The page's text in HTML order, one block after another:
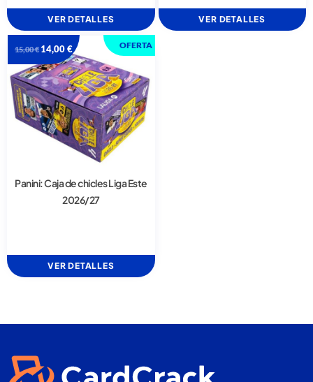
VER DETALLES VER DETALLES
OFERTA
15,00€ 14,00€
Panini: Caja de chicles Liga Este
2026/27
VER DETALLES